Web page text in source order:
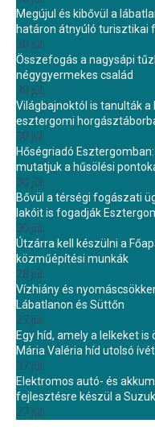
Megújul és kibővül a
határon átnyúló turisztikai
30 júl.
Összefogás a nagysápi
négygyermekes család
30 júl.
Világbajnoktól is tanulták
esztergomi
30 júl.
Hőségriadó
mutatjuk a hűsölési
30 júl.
Bővül a térségi fogászati
lakóit is fogadják
30 júl.
Útzárra kell készülni a
közműépítési munkák
28 júl.
Vízhiány és
Lábatlanon és Süttőn
27 júl.
Egy híd, amely a lelkeket
Mária Valéria híd utolsó ívét
27 júl.
Elektromos autó- és
fejlesztésre készül a
27 júl.